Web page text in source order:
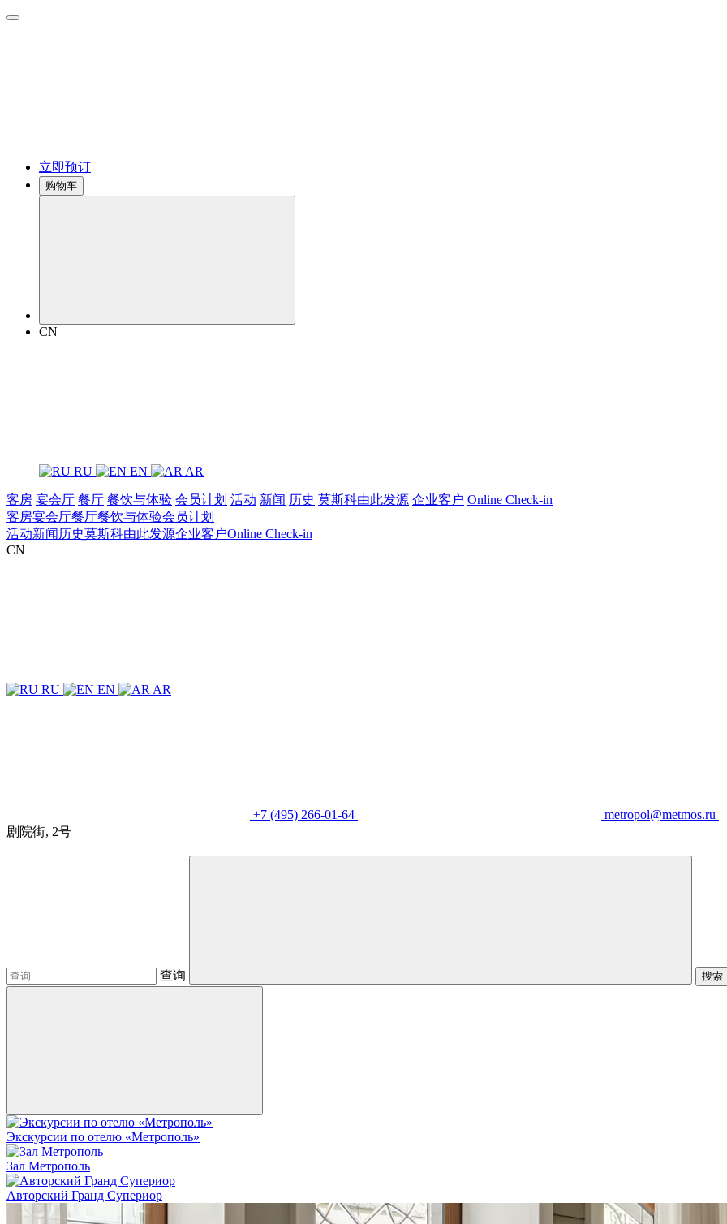
立即预订
购物车
CN
RU EN AR
客房 宴会厅 餐厅 餐饮与体验 ‌会员计划 活动 新闻 历史 莫斯科由此发源 企业客户 Online Check-in
客房宴会厅餐厅餐饮与体验‌会员计划
活动新闻 历史莫斯科由此发源企业客户Online Check-in
CN
RU EN AR
+7 (495) 266-01-64 metropol@metmos.ru
剧院街, 2号
查询 搜索
Экскурсии по отелю «Метрополь»
Зал Метрополь
Авторский Гранд Супериор